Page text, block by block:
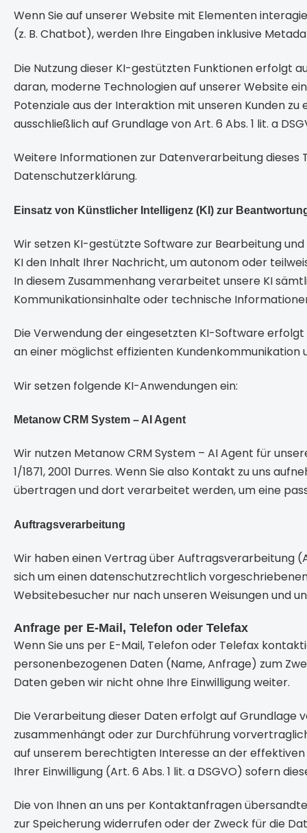
Wenn Sie auf unserer Website mit Elementen
(z. B. Chatbot), werden Ihre Eingaben inklusive
Die Nutzung dieser KI-gestützten Funktionen erfolgt
daran, moderne Technologien auf unserer Website
Potenziale aus der Interaktion mit unseren Kunden
ausschließlich auf Grundlage von Art. 6 Abs. 1 lit. a
Weitere Informationen zur Datenverarbeitung dieses
Datenschutzerklärung.
Einsatz von Künstlicher Intelligenz (KI) zur
Wir setzen KI-gestützte Software zur Bearbeitung
KI den Inhalt Ihrer Nachricht, um autonom oder
In diesem Zusammenhang verarbeitet unsere KI
Kommunikationsinhalte oder technische
Die Verwendung der eingesetzten KI-Software erfolgt
an einer möglichst effizienten
Wir setzen folgende KI-Anwendungen ein:
Metanow CRM System – AI Agent
Wir nutzen Metanow CRM System – AI Agent für
1/1871, 2001 Durres. Wenn Sie also Kontakt zu uns
übertragen und dort verarbeitet werden, um eine
Auftragsverarbeitung
Wir haben einen Vertrag über Auftragsverarbeitung
sich um einen datenschutzrechtlich
Websitebesucher nur nach unseren Weisungen und
Anfrage per E-Mail, Telefon oder Telefax
Wenn Sie uns per E-Mail, Telefon oder Telefax
personenbezogenen Daten (Name, Anfrage) zum
Daten geben wir nicht ohne Ihre Einwilligung weiter.
Die Verarbeitung dieser Daten erfolgt auf Grundlage
zusammenhängt oder zur Durchführung
auf unserem berechtigten Interesse an der
Ihrer Einwilligung (Art. 6 Abs. 1 lit. a DSGVO) sofern
Die von Ihnen an uns per Kontaktanfragen
zur Speicherung widerrufen oder der Zweck für die